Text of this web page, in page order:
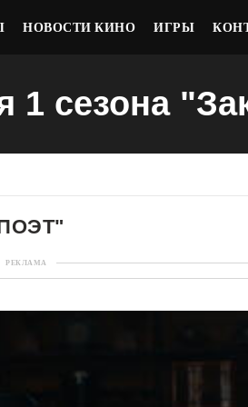
НОВОСТИ КИНО ИГРЫ
1 сезона
РЕКЛАМА